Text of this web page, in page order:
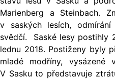
Marienberg a Steinbach.
v saských lesích,
svědčí. Saské lesy postihly
lednu 2018. Postiženy byly
mladé modříny, vysázené
V Sasku to představuje